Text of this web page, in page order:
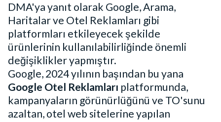
DMA'ya yanıt olarak Google, Arama,
Haritalar ve Otel Reklamları gibi
platformları etkileyecek şekilde
ürünlerinin kullanılabilirliğinde önemli
değişiklikler yapmıştır.
Google, 2024 yılının başından bu yana
Google Otel Reklamları platformunda,
kampanyaların görünürlüğünü ve TO'sunu
azaltan, otel web sitelerine yapılan